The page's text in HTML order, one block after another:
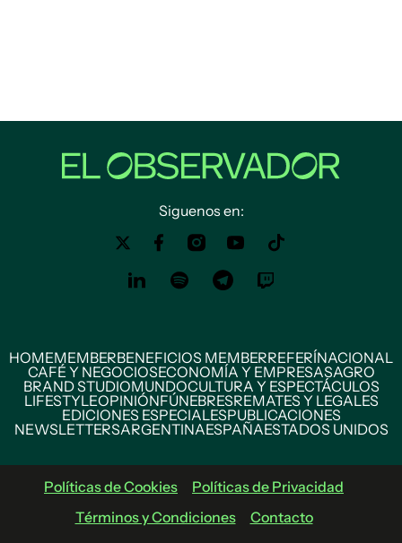
Siguenos en:
HOMEMEMBERBENEFICIOS MEMBERREFERÍNACIONAL
CAFÉ Y NEGOCIOSECONOMÍA Y EMPRESASAGRO
BRAND STUDIOMUNDOCULTURA Y ESPECTÁCULOS
LIFESTYLEOPINIÓNFÚNEBRESREMATES Y LEGALES
EDICIONES ESPECIALESPUBLICACIONES
NEWSLETTERSARGENTINAESPAÑAESTADOS UNIDOS
Políticas de Cookies
Políticas de Privacidad
Términos y Condiciones
Contacto